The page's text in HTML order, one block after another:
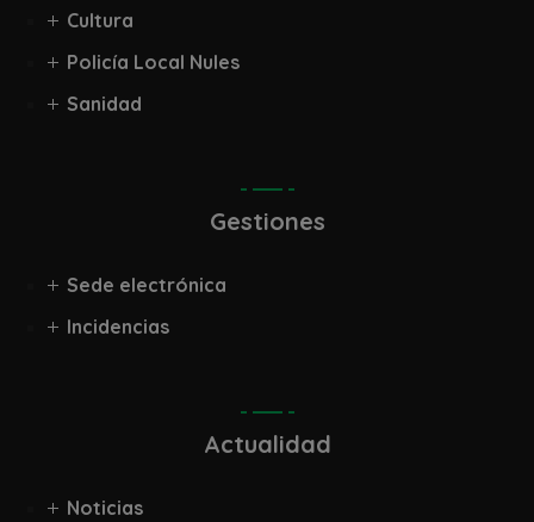
Cultura
Policía Local Nules
Sanidad
Gestiones
Sede electrónica
Incidencias
Actualidad
Noticias